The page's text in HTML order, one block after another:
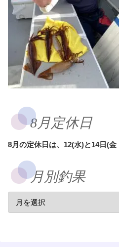
8月定休日
8月の定休日は、12(水)と14日(金
月別釣果